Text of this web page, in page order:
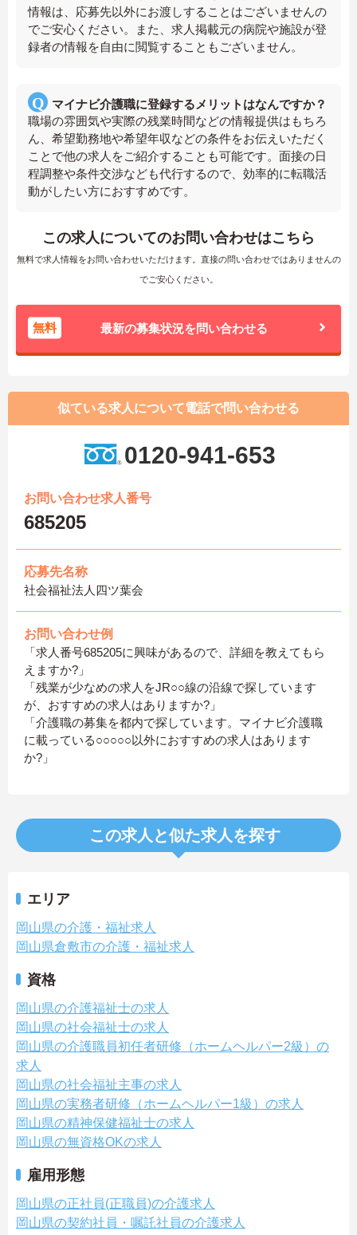
情報は、応募先以外にお渡しすることはございませんの
でご安心ください。また、求人掲載元の病院や施設が登
録者の情報を自由に閲覧することもございません。
マイナビ介護職に登録するメリットはなんですか？
職場の雰囲気や実際の残業時間などの情報提供はもちろ
ん、希望勤務地や希望年収などの条件をお伝えいただく
ことで他の求人をご紹介することも可能です。面接の日
程調整や条件交渉なども代行するので、効率的に転職活
動がしたい方におすすめです。
この求人についてのお問い合わせはこちら
無料で求人情報をお問い合わせいただけます。直接の問い合わせではありませんの
でご安心ください。
無料 最新の募集状況を問い合わせる
似ている求人について電話で問い合わせる
0120-941-653
お問い合わせ求人番号
685205
応募先名称
社会福祉法人四ツ葉会
お問い合わせ例
「求人番号685205に興味があるので、詳細を教えてもら
えますか?」
「残業が少なめの求人をJR○○線の沿線で探しています
が、おすすめの求人はありますか?」
「介護職の募集を都内で探しています。マイナビ介護職
に載っている○○○○○以外におすすめの求人はあります
か?」
この求人と似た求人を探す
エリア
岡山県の介護・福祉求人
岡山県倉敷市の介護・福祉求人
資格
岡山県の介護福祉士の求人
岡山県の社会福祉士の求人
岡山県の介護職員初任者研修（ホームヘルパー2級）の
求人
岡山県の社会福祉主事の求人
岡山県の実務者研修（ホームヘルパー1級）の求人
岡山県の精神保健福祉士の求人
岡山県の無資格OKの求人
雇用形態
岡山県の正社員(正職員)の介護求人
岡山県の契約社員・嘱託社員の介護求人